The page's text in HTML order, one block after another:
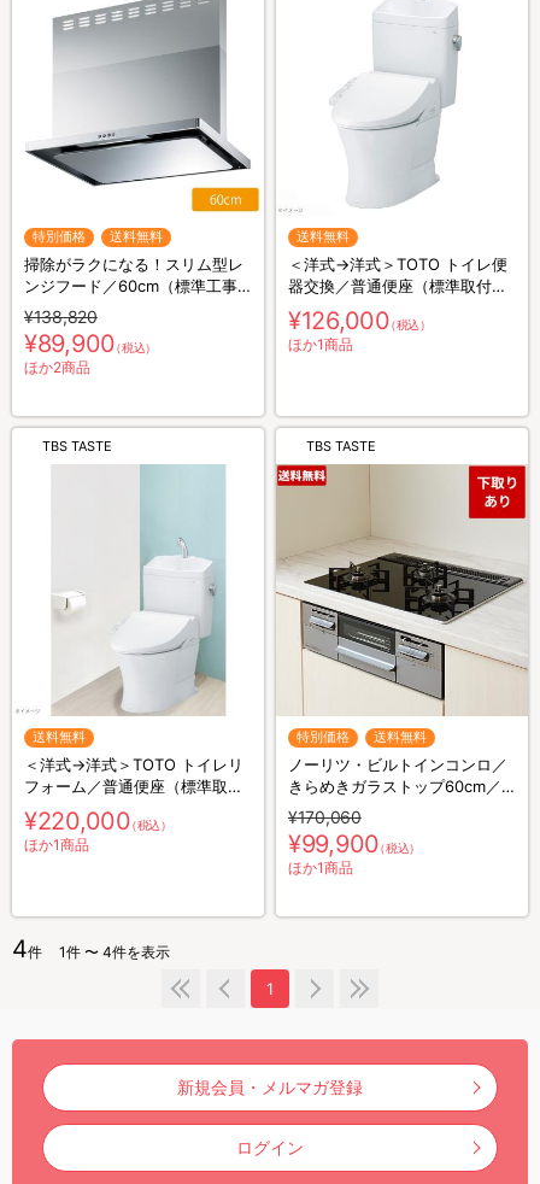
特別価格 送料無料
掃除がラクになる！スリム型レ
ンジフード／60cm（標準工事
費込・処分費込）
¥138,820
¥89,900（税込）
ほか2商品
送料無料
＜洋式→洋式＞TOTO トイレ便
器交換／普通便座（標準取付費
込）
¥126,000（税込）
ほか1商品
TBS TASTE
送料無料
＜洋式→洋式＞TOTO トイレリ
フォーム／普通便座（標準取付
費込）
¥220,000（税込）
ほか1商品
TBS TASTE
特別価格 送料無料
ノーリツ・ビルトインコンロ／
きらめきガラストップ60cm／
下取りあり／標準取付工事費・
処分費込み
¥170,060
¥99,900（税込）
ほか1商品
4件 1件 〜 4件を表示
1
新規会員・メルマガ登録
ログイン